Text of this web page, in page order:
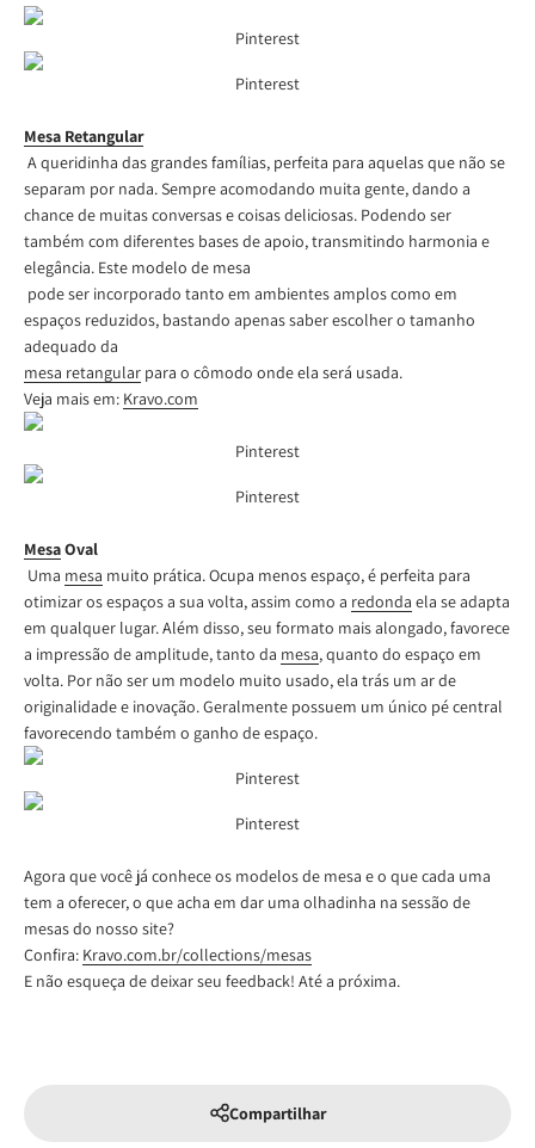
Pinterest
Pinterest
Mesa Retangular
A queridinha das grandes famílias, perfeita para aquelas que não se
separam por nada. Sempre acomodando muita gente, dando a
chance de muitas conversas e coisas deliciosas. Podendo ser
também com diferentes bases de apoio, transmitindo harmonia e
elegância. Este modelo de mesa
pode ser incorporado tanto em ambientes amplos como em
espaços reduzidos, bastando apenas saber escolher o tamanho
adequado da
mesa retangular para o cômodo onde ela será usada.
Veja mais em: Kravo.com
Pinterest
Pinterest
MesaOval
Uma mesa muito prática. Ocupa menos espaço, é perfeita para
otimizar os espaços a sua volta, assim como a redonda ela se adapta
em qualquer lugar. Além disso, seu formato mais alongado, favorece
a impressão de amplitude, tanto da mesa, quanto do espaço em
volta. Por não ser um modelo muito usado, ela trás um ar de
originalidade e inovação. Geralmente possuem um único pé central
favorecendo também o ganho de espaço.
Pinterest
Pinterest
Agora que você já conhece os modelos de mesa e o que cada uma
tem a oferecer, o que acha em dar uma olhadinha na sessão de
mesas do nosso site?
Confira: Kravo.com.br/collections/mesas
E não esqueça de deixar seu feedback! Até a próxima.
Compartilhar